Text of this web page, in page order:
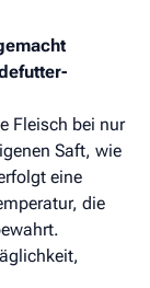
Fleisch bei nur
Saft, wie
eine
die